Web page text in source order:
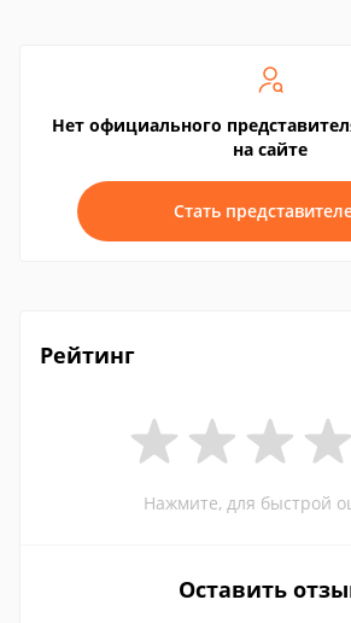
Нет официального
на сайте
Стать
Рейтинг
Нажмите, для быстрой
Оставить